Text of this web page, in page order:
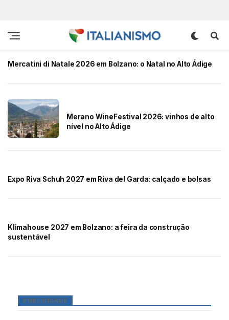
Mercatini di Natale 2026 em Bolzano: o Natal no Alto Ádige
Merano WineFestival 2026: vinhos de alto
nível no Alto Ádige
Expo Riva Schuh 2027 em Riva del Garda: calçado e bolsas
Klimahouse 2027 em Bolzano: a feira da construção
sustentável
PUBLICIDADE